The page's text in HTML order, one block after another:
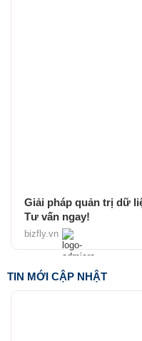
Giải pháp quản trị dữ
Tư vấn ngay!
bizfly.vn
TIN MỚI CẬP NHẬT